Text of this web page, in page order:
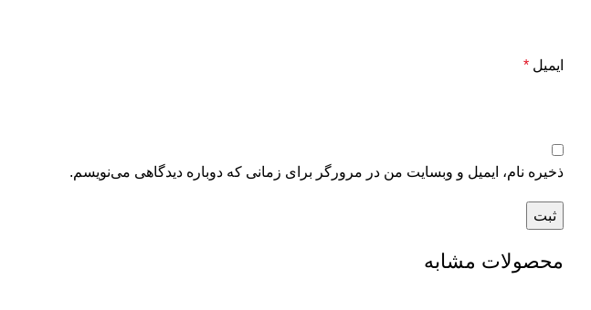
ایمیل *
ذخیره نام، ایمیل و وبسایت من در مرورگر برای زمانی که دوباره دیدگاهی می‌نویسم.
محصولات مشابه